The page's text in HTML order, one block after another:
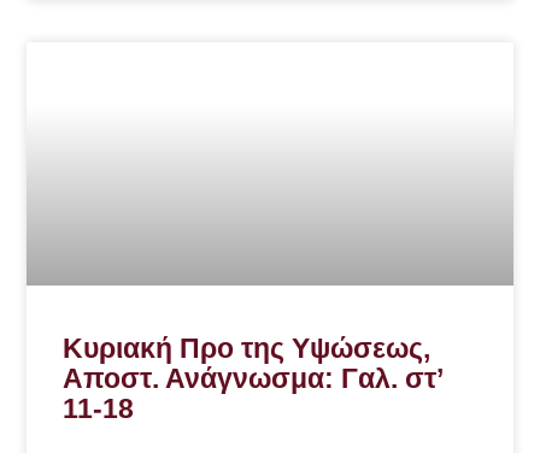
Kυριακή Προ της Υψώσεως,
Αποστ. Ανάγνωσμα: Γαλ. στ’
11-18